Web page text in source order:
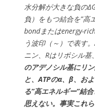
水分解が大きな負の
負）をもつ結合を”高
bondまたはenergy-
う波印（～）で表す
ニン、Rはリボシル
のアデノシル基にリ
と、ATPのα、β、お
る”高エネルギー”結
思えない。事実これ